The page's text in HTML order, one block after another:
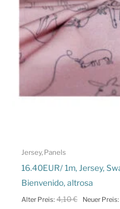
Jersey, Panels
16.40EUR/ 1m, Jersey,
Bienvenido, altrosa
Alter Preis: 4,10€ Neuer Preis: